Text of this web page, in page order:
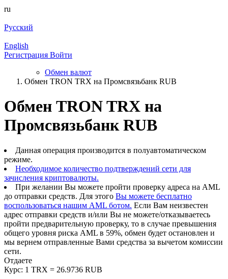
ru
Русский
English
Регистрация Войти
Обмен валют
Обмен TRON TRX на Промсвязьбанк RUB
Обмен TRON TRX на
Промсвязьбанк RUB
Данная операция производится в полуавтоматическом
режиме.
Необходимое количество подтверждений сети для
зачисления криптовалюты.
При желании Вы можете пройти проверку адреса на AML
до отправки средств. Для этого Вы можете бесплатно
воспользоваться нашим AML ботом. Если Вам неизвестен
адрес отправки средств и/или Вы не можете/отказываетесь
пройти предварительную проверку, то в случае превышения
общего уровня риска AML в 59%, обмен будет остановлен и
мы вернем отправленные Вами средства за вычетом комиссии
сети.
Отдаете
Курс: 1 TRX = 26.9736 RUB